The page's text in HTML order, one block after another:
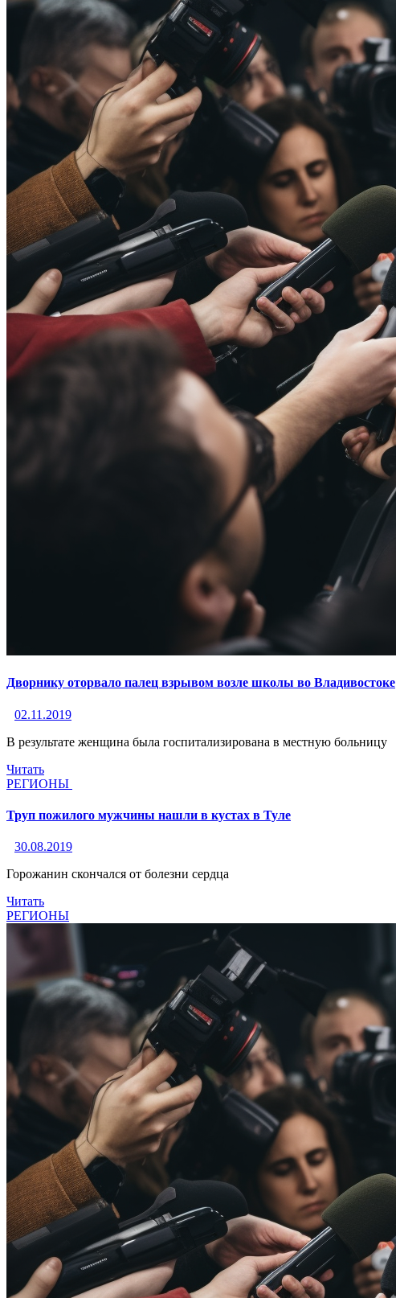
Дворнику оторвало палец взрывом возле школы во Владивостоке
02.11.2019
В результате женщина была госпитализирована в местную больницу
Читать
РЕГИОНЫ
Труп пожилого мужчины нашли в кустах в Туле
30.08.2019
Горожанин скончался от болезни сердца
Читать
РЕГИОНЫ